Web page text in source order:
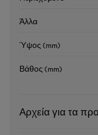
Άλλα
Ύψος (mm)
Βάθος (mm)
Αρχεία για τα